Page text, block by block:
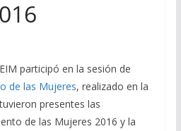
participó en la sesión de
de las Mujeres, realizado en la
presentes las
de las Mujeres 2016 y la